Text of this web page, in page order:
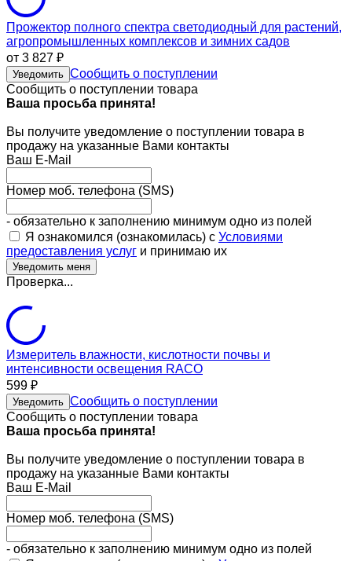
Прожектор полного спектра светодиодный для растений,
агропромышленных комплексов и зимних садов
от 3 827 ₽
Уведомить Сообщить о поступлении
Сообщить о поступлении товара
Ваша просьба принята!
Вы получите уведомление о поступлении товара в
продажу на указанные Вами контакты
Ваш E-Mail
Номер моб. телефона (SMS)
- обязательно к заполнению минимум одно из полей
Я ознакомился (ознакомилась) с Условиями
предоставления услуг и принимаю их
Проверка...
Измеритель влажности, кислотности почвы и
интенсивности освещения RACO
599 ₽
Уведомить Сообщить о поступлении
Сообщить о поступлении товара
Ваша просьба принята!
Вы получите уведомление о поступлении товара в
продажу на указанные Вами контакты
Ваш E-Mail
Номер моб. телефона (SMS)
- обязательно к заполнению минимум одно из полей